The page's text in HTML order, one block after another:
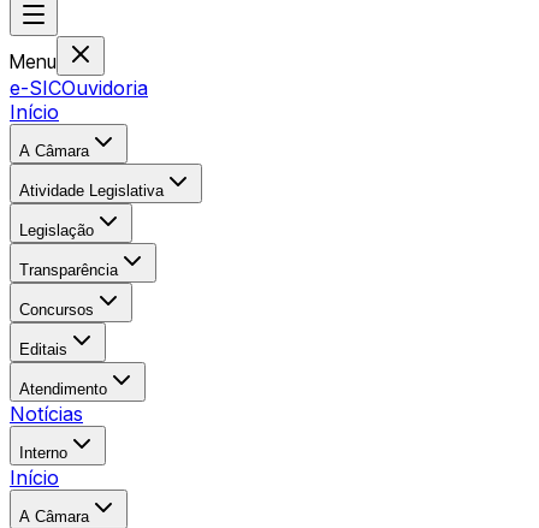
Menu
e-SICOuvidoria
Início
A Câmara
Atividade Legislativa
Legislação
Transparência
Concursos
Editais
Atendimento
Notícias
Interno
Início
A Câmara